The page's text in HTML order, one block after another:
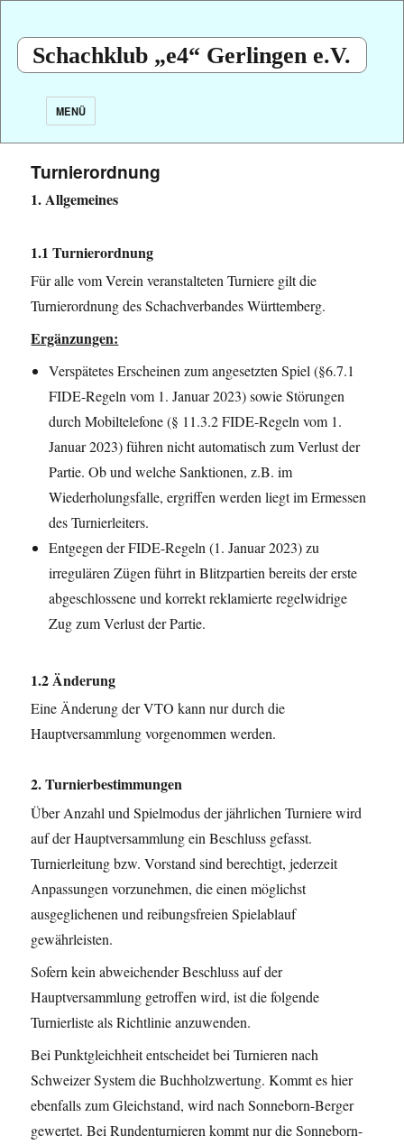
Schachklub „e4“ Gerlingen e.V.
MENÜ
Turnierordnung
1. Allgemeines
1.1 Turnierordnung
Für alle vom Verein veranstalteten Turniere gilt die
Turnierordnung des Schachverbandes Württemberg.
Ergänzungen:
Verspätetes Erscheinen zum angesetzten Spiel (§6.7.1
FIDE-Regeln vom 1. Januar 2023) sowie Störungen
durch Mobiltelefone (§ 11.3.2 FIDE-Regeln vom 1.
Januar 2023) führen nicht automatisch zum Verlust der
Partie. Ob und welche Sanktionen, z.B. im
Wiederholungsfalle, ergriffen werden liegt im Ermessen
des Turnierleiters.
Entgegen der FIDE-Regeln (1. Januar 2023) zu
irregulären Zügen führt in Blitzpartien bereits der erste
abgeschlossene und korrekt reklamierte regelwidrige
Zug zum Verlust der Partie.
1.2 Änderung
Eine Änderung der VTO kann nur durch die
Hauptversammlung vorgenommen werden.
2. Turnierbestimmungen
Über Anzahl und Spielmodus der jährlichen Turniere wird
auf der Hauptversammlung ein Beschluss gefasst.
Turnierleitung bzw. Vorstand sind berechtigt, jederzeit
Anpassungen vorzunehmen, die einen möglichst
ausgeglichenen und reibungsfreien Spielablauf
gewährleisten.
Sofern kein abweichender Beschluss auf der
Hauptversammlung getroffen wird, ist die folgende
Turnierliste als Richtlinie anzuwenden.
Bei Punktgleichheit entscheidet bei Turnieren nach
Schweizer System die Buchholzwertung. Kommt es hier
ebenfalls zum Gleichstand, wird nach Sonneborn-Berger
gewertet. Bei Rundenturnieren kommt nur die Sonneborn-